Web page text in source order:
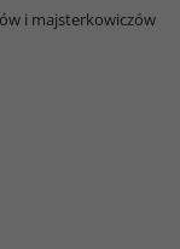
i majsterkowiczów